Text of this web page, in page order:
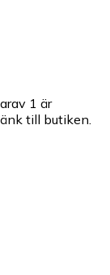
1 är
till butiken.